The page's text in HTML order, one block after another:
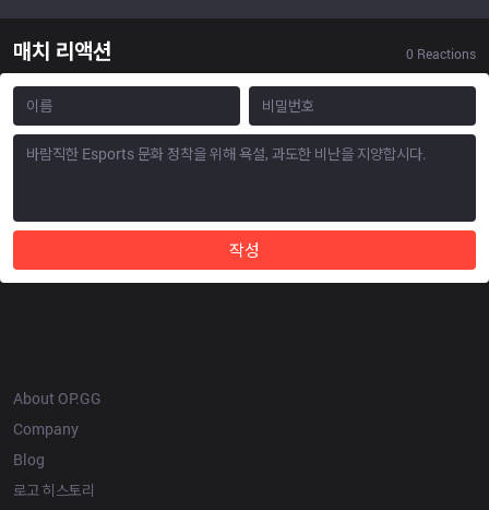
매치 리액션 0 Reactions
작성
About OP.GG
Company
Blog
로고 히스토리